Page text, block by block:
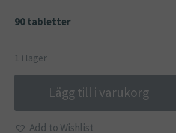
90 tabletter
1 i lager
and
Lägg till i varukorg
Add to Wishlist